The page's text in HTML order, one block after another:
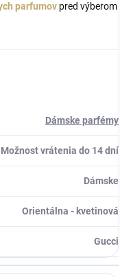
parfumov pred výberom
Dámske parfémy
Možnost vrátenia do 14 dní
Dámske
Orientálna - kvetinová
Gucci